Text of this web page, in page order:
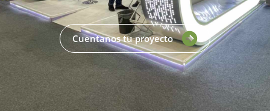
Cuentanos tu proyecto